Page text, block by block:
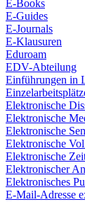
E-Books
E-Guides
E-Journals
E-Klausuren
Eduroam
EDV-Abteilung
Einführungen in
Elektronische
Elektronische
Elektronische
Elektronische
Elektronische
Elektronischer
Elektronisches
E-Mail-Adresse